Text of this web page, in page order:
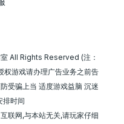
All Rights Reserved (注：
权游戏请办理广告业务之前告
受骗上当 适度游戏益脑 沉迷
排时间
联网,与本站无关,请玩家仔细